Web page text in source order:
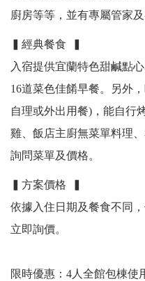
廚房等等，並有專屬管家
▍經典餐食 ▍
入宿提供宜蘭特色甜鹹點
16道菜色佳餚早餐。另外
自理或外出用餐)，能自行
雞、飯店主廚無菜單料理
詢問菜單及價格。
▍方案價格 ▍
依據入住日期及餐食不同
立即詢價。
限時優惠：4人全館包棟使